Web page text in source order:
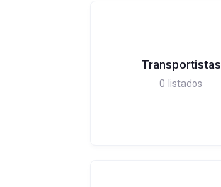
Transportistas
0 listados